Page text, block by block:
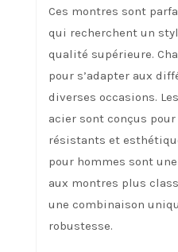
Ces montres sont
qui recherchent un
qualité supérieure.
pour s’adapter aux
diverses occasions.
acier sont conçus
résistants et
pour hommes sont
aux montres plus
une combinaison
robustesse.